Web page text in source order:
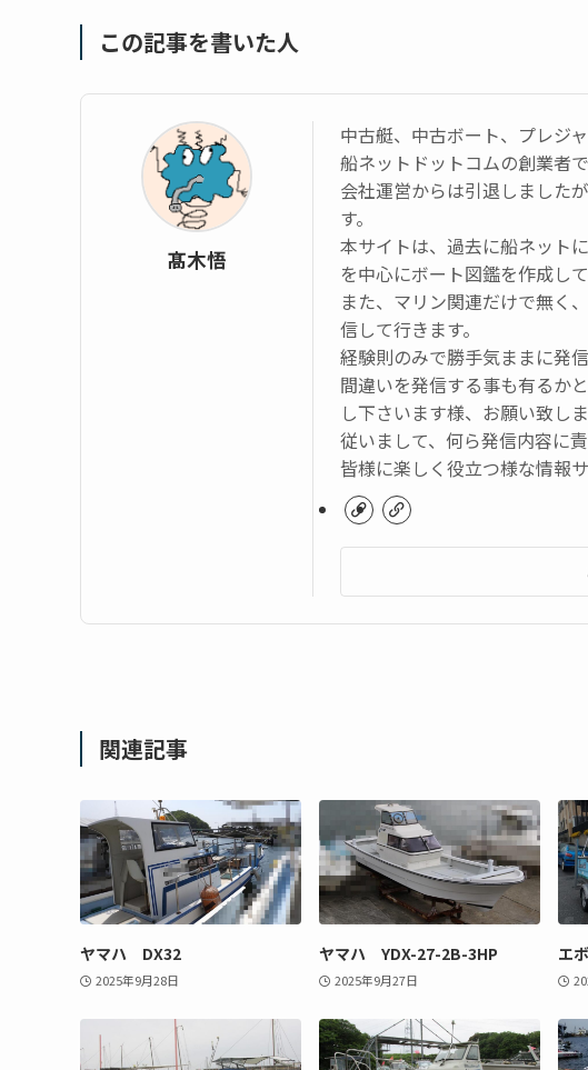
この記事を書いた人
髙木悟
中古艇、中古ボート、プレジ
船ネットドットコムの創業者で
会社運営からは引退しました
す。
本サイトは、過去に船ネット
を中心にボート図鑑を作成して
また、マリン関連だけで無く
信して行きます。
経験則のみで勝手気ままに発
間違いを発信する事も有るか
し下さいます様、お願い致しま
従いまして、何ら発信内容に
皆様に楽しく役立つ様な情報
関連記事
ヤマハ DX32
2025年9月28日
ヤマハ YDX-27-2B-3HP
2025年9月27日
エ